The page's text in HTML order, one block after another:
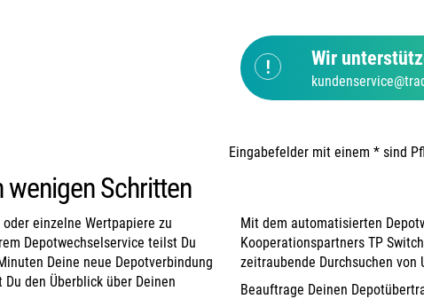
Wir
Eingabefelder mit einem * sind
Schritten
einzelne Wertpapiere zu
Depotwechselservice teilst Du
Deine neue Depotverbindung
den Überblick über Deinen
Mit dem automatisierten
Kooperationspartners TP
zeitraubende Durchsuchen von
Beauftrage Deinen